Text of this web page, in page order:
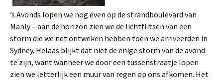
’s Avonds lopen we nog even op de strandboulevard van
Manly – aan de horizon zien we de lichtflitsen van een
storm die we net ontweken hebben toen we arriveerden in
Sydney. Helaas blijkt dat niet de enige storm van de avond
te zijn, want wanneer we door een tussenstraatje lopen
zien we letterlijk een muur van regen op ons afkomen. Het